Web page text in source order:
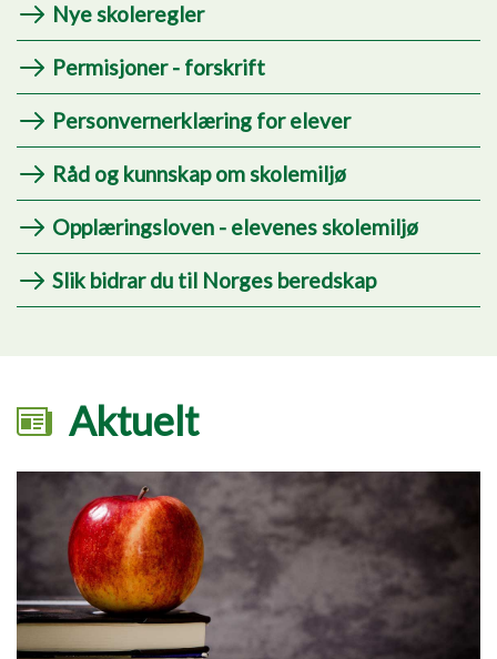
Nye skoleregler
Permisjoner - forskrift
Personvernerklæring for elever
Råd og kunnskap om skolemiljø
Opplæringsloven - elevenes skolemiljø
Slik bidrar du til Norges beredskap
Aktuelt